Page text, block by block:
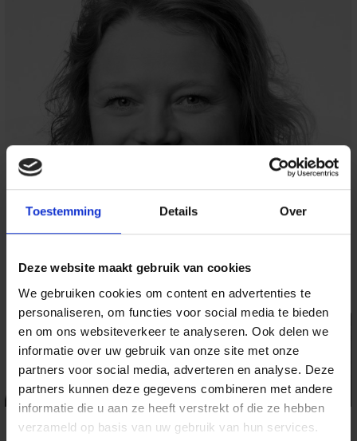
Toestemming Details Over
Deze website maakt gebruik van cookies
We gebruiken cookies om content en advertenties te
personaliseren, om functies voor social media te bieden
en om ons websiteverkeer te analyseren. Ook delen we
informatie over uw gebruik van onze site met onze
partners voor social media, adverteren en analyse. Deze
partners kunnen deze gegevens combineren met andere
informatie die u aan ze heeft verstrekt of die ze hebben
verzameld op basis van uw gebruik van hun services.
Jeanne Leijssen